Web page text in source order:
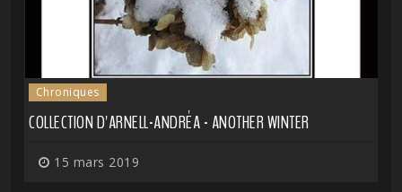
Chroniques
COLLECTION D'ARNELL-ANDRÉA - ANOTHER WINTER
15 mars 2019